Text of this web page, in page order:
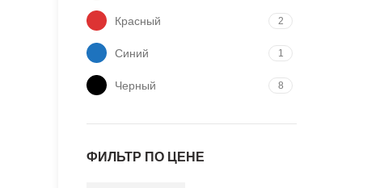
Красный 2
Синий 1
Черный 8
ФИЛЬТР ПО ЦЕНЕ